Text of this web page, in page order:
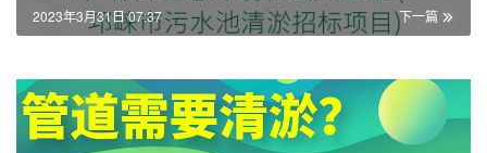
下一篇
2023年3月31日 07:37